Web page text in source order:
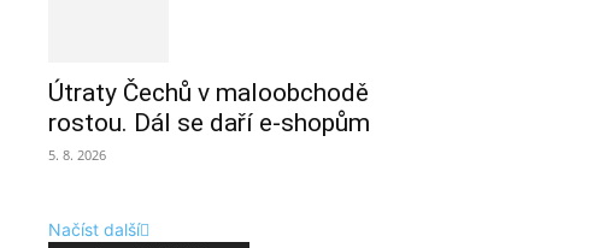
Útraty Čechů v maloobchodě
rostou. Dál se daří e-shopům
5. 8. 2026
Načíst další